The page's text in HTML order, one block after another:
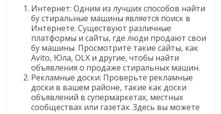
Интернет: Одним из лучших способов найти
бу стиральные машины является поиск в
Интернете. Существуют различные
платформы и сайты, где люди продают свои
бу машины. Просмотрите такие сайты, как
Avito, Юла, OLX и другие, чтобы найти
объявления о продаже стиральных машин.
Рекламные доски: Проверьте рекламные
доски в вашем районе, такие как доски
объявлений в супермаркетах, местных
сообществах или газетах. Здесь вы можете